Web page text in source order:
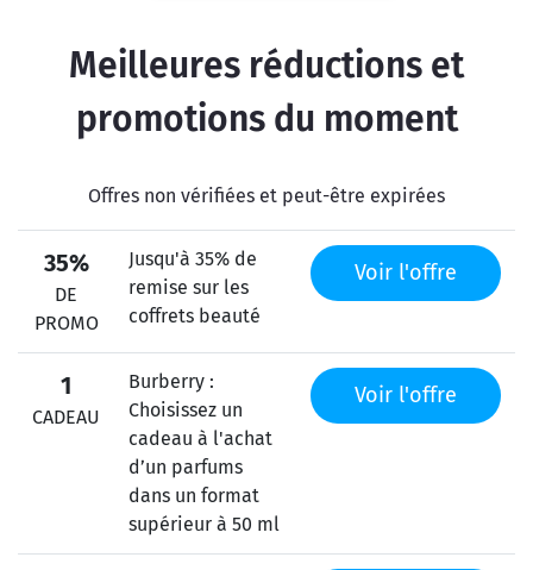
Meilleures réductions et
promotions du moment
Offres non vérifiées et peut-être expirées
35%
DE
PROMO
Jusqu'à 35% de
remise sur les
coffrets beauté
Voir l'offre
1
CADEAU
Burberry :
Choisissez un
cadeau à l'achat
d’un parfums
dans un format
supérieur à 50 ml
Voir l'offre